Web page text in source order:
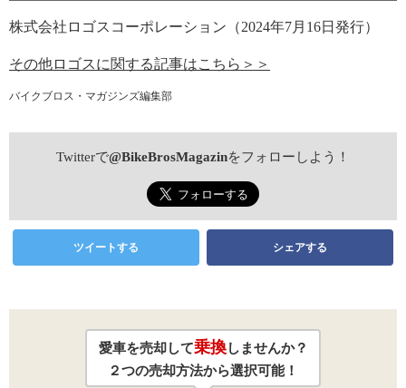
株式会社ロゴスコーポレーション（2024年7月16日発行）
その他ロゴスに関する記事はこちら＞＞
バイクブロス・マガジンズ編集部
Twitterで@BikeBrosMagazinをフォローしよう！
ツイートする シェアする
愛車を売却して乗換しませんか？
２つの売却方法から選択可能！